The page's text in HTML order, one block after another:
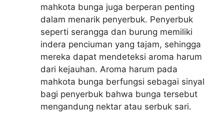
mahkota bunga juga berperan penting
dalam menarik penyerbuk. Penyerbuk
seperti serangga dan burung memiliki
indera penciuman yang tajam, sehingga
mereka dapat mendeteksi aroma harum
dari kejauhan. Aroma harum pada
mahkota bunga berfungsi sebagai sinyal
bagi penyerbuk bahwa bunga tersebut
mengandung nektar atau serbuk sari.